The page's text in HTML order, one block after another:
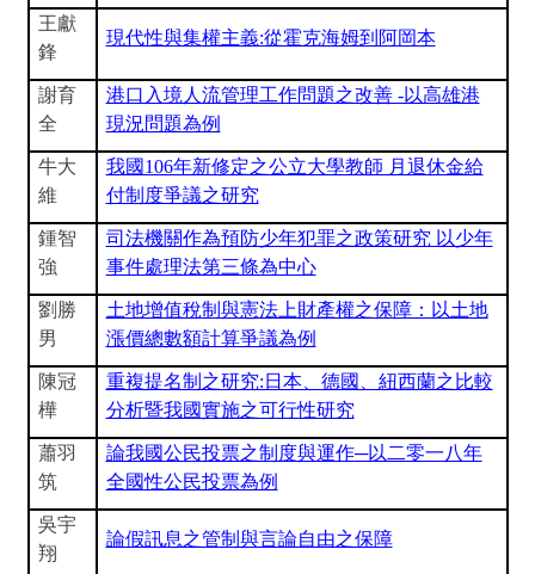
王獻
鋒
現代性與集權主義:從霍克海姆到阿岡本
謝育
全
港口入境人流管理工作問題之改善 -以高雄港
現況問題為例
牛大
維
我國106年新修定之公立大學教師 月退休金給
付制度爭議之研究
鍾智
強
司法機關作為預防少年犯罪之政策研究 以少年
事件處理法第三條為中心
劉勝
男
土地增值稅制與憲法上財產權之保障：以土地
漲價總數額計算爭議為例
陳冠
樺
重複提名制之研究:日本、德國、紐西蘭之比較
分析暨我國實施之可行性研究
蕭羽
筑
論我國公民投票之制度與運作─以二零一八年
全國性公民投票為例
吳宇
翔
論假訊息之管制與言論自由之保障